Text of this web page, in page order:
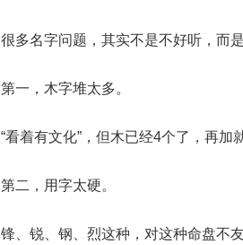
很多名字问题，其实不是不好听，而是
第一，木字堆太多。
“看着有文化”，但木已经4个了，再加
第二，用字太硬。
锋、锐、钢、烈这种，对这种命盘不